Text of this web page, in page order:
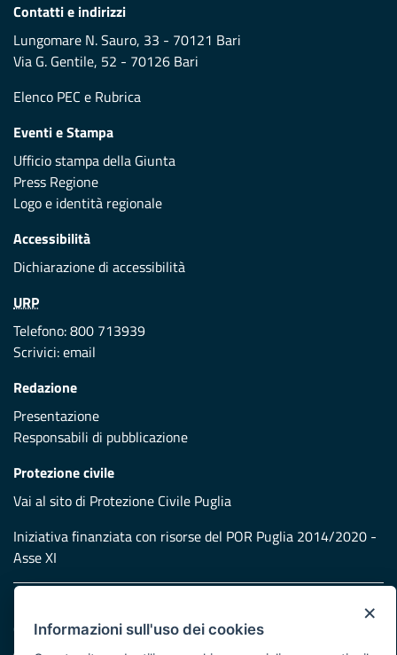
Contatti e indirizzi
Lungomare N. Sauro, 33 - 70121 Bari
Via G. Gentile, 52 - 70126 Bari
Elenco PEC e Rubrica
Eventi e Stampa
Ufficio stampa della Giunta
Press Regione
Logo e identità regionale
Accessibilità
Dichiarazione di accessibilità
URP
Telefono: 800 713939
Scrivici:email
Redazione
Presentazione
Responsabili di pubblicazione
Protezione civile
Vai al sito di Protezione Civile Puglia
Iniziativa finanziata con risorse del POR Puglia 2014/2020 -
Asse XI
Cookie e privacy
Atti di notifica
×
Informazioni sull'uso dei cookies